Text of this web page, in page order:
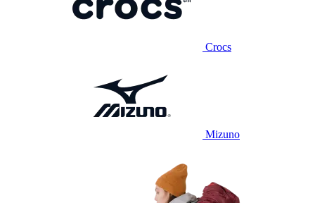
Crocs
Mizuno